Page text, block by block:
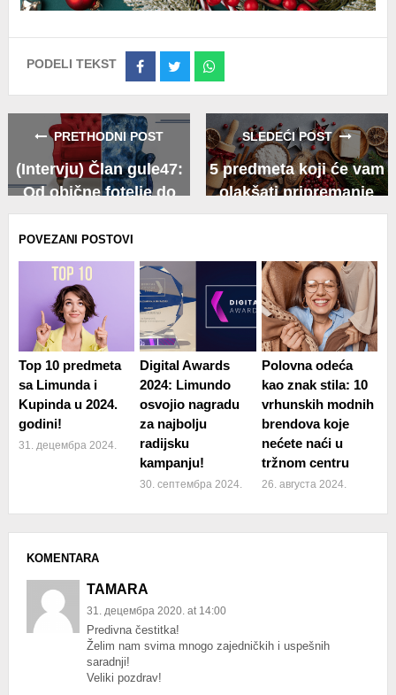
PODELI TEKST
Share
Facebook
Share
Twitter
Share
Whatsapp
PRETHODNI POST
(Intervju) Član gule47:
Od obične fotelje do
esktravagantnog
komada nameštaja
SLEDEĆI POST
5 predmeta koji će vam
olakšati pripremanje
trpeze
POVEZANI POSTOVI
Top 10 predmeta
sa Limunda i
Kupinda u 2024.
godini!
31. децембра 2024.
Digital Awards
2024: Limundo
osvojio nagradu
za najbolju
radijsku
kampanju!
30. септембра 2024.
Polovna odeća
kao znak stila: 10
vrhunskih modnih
brendova koje
nećete naći u
tržnom centru
26. августа 2024.
KOMENTARA
TAMARA
31. децембра 2020. at 14:00
Predivna čestitka!
Želim nam svima mnogo zajedničkih i uspešnih
saradnji!
Veliki pozdrav!